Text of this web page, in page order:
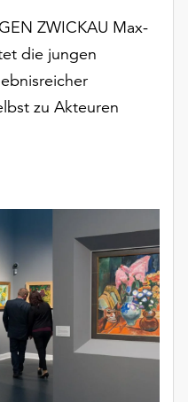
ZWICKAU Max-
die jungen
zu Akteuren